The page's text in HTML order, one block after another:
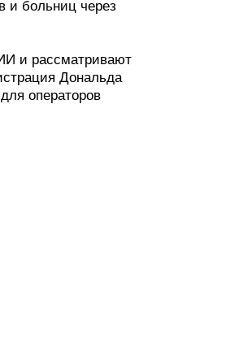
и больниц через
и рассматривают
Дональда
операторов